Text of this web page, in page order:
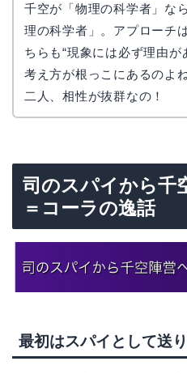
千空が「物理の科学者」な
理の科学者」。アプローチ
ちらも“現象には必ず理由が
考え方が根っこにあるのよ
二人、相性が抜群なの！
司のスパイから千
＝コーラの逸話
最初はスパイとして送